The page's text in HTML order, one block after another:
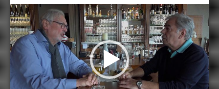
Video-
Player